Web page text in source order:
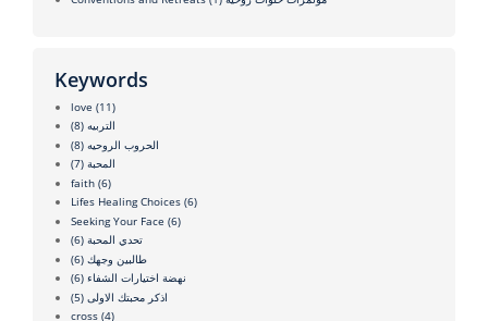
Keywords
love (11)
التربيه (8)
الحروب الروحيه (8)
المحبة (7)
faith (6)
Lifes Healing Choices (6)
Seeking Your Face (6)
تحدي المحبة (6)
طالبين وجهك (6)
نهضة اختيارات الشفاء (6)
اذكر محبتك الاولى (5)
cross (4)